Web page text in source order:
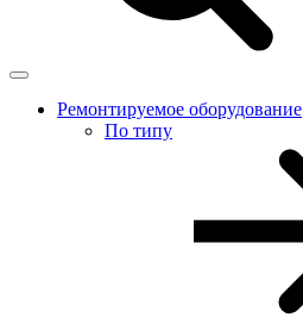
Ремонтируемое оборудование
По типу